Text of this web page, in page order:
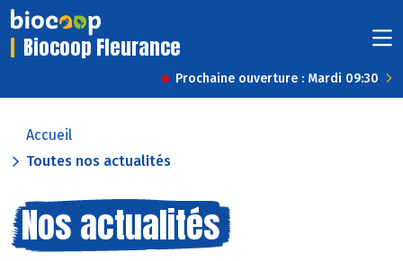
Biocoop Fleurance
Prochaine ouverture : Mardi 09:30
Accueil
Toutes nos actualités
Nos actualités